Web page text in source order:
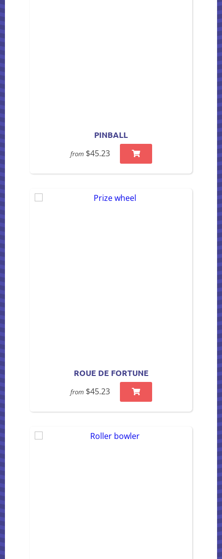
PINBALL
from $45.23
ROUE DE FORTUNE
from $45.23